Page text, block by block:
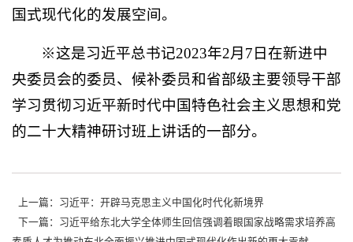
国式现代化的发展空间。
※这是习近平总书记2023年2月7日在新进中
央委员会的委员、候补委员和省部级主要领导干部
学习贯彻习近平新时代中国特色社会主义思想和党
的二十大精神研讨班上讲话的一部分。
上一篇：习近平：开辟马克思主义中国化时代化新境界
下一篇：习近平给东北大学全体师生回信强调着眼国家战略需求培养高